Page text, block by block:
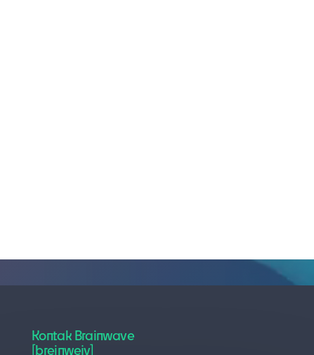
Kontak Brainwave
[breinwejv]